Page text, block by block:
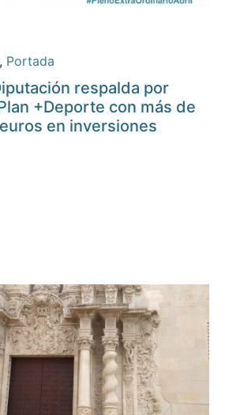
, Portada
respalda por
+Deporte con más de
en inversiones